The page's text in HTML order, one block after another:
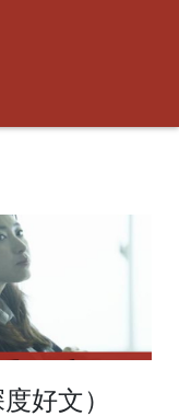
好文）